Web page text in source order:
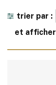
trier par :
et afficher